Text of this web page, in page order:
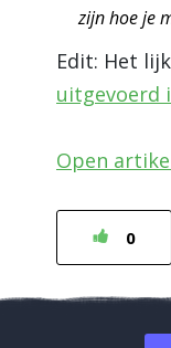
zijn hoe je
Edit: Het
uitgevoerd
Open
0